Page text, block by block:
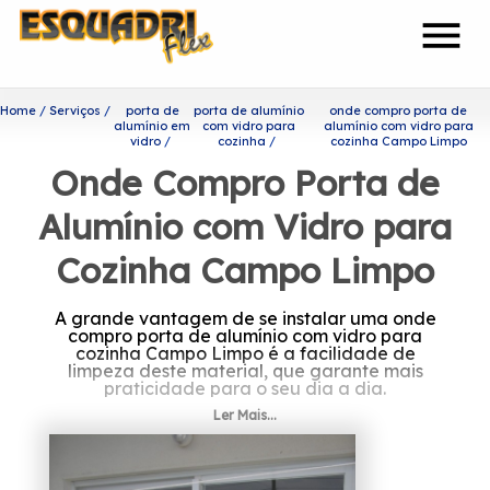
menu
Home Serviços
porta de
alumínio em
vidro
porta de alumínio
com vidro para
cozinha
onde compro porta de
alumínio com vidro para
cozinha Campo Limpo
Onde Compro Porta de
Alumínio com Vidro para
Cozinha Campo Limpo
A grande vantagem de se instalar uma onde
compro porta de alumínio com vidro para
cozinha Campo Limpo é a facilidade de
limpeza deste material, que garante mais
praticidade para o seu dia a dia.
Se interessa por onde compro
porta de alumínio com vidro
Ler Mais...